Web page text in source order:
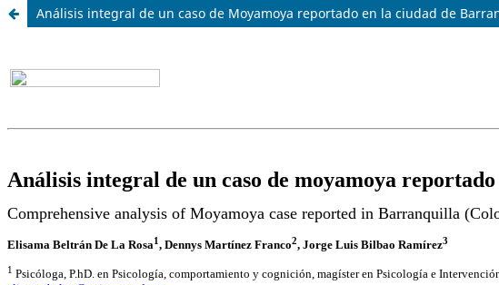
Análisis integral de un caso de Moyamoya reportado en la ciudad de